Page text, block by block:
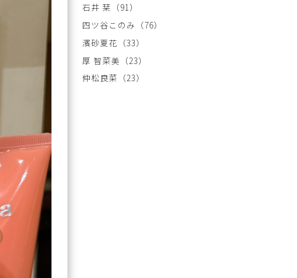
石井 栞 （91）
四ツ谷このみ （76）
濱砂夏花 （33）
厚 智菜美 （23）
仲松良菜 （23）